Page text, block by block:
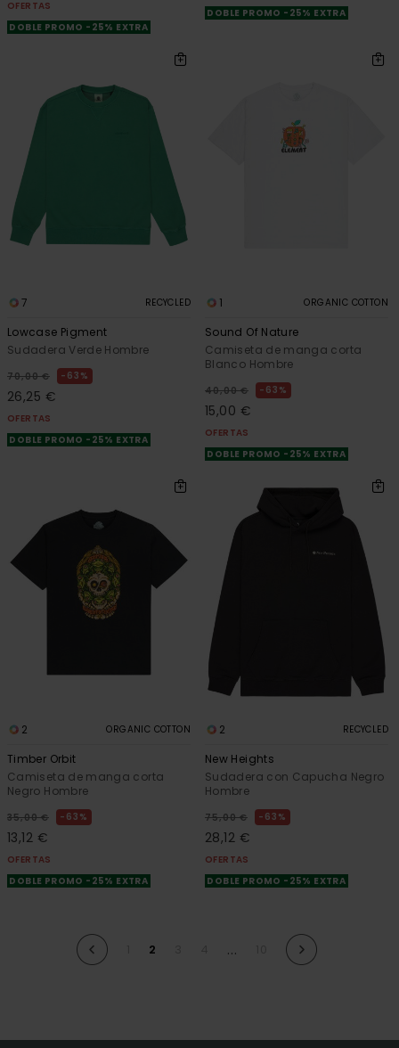
OFERTAS
DOBLE PROMO -25% EXTRA
DOBLE PROMO -25% EXTRA
7 RECYCLED
Lowcase Pigment
Sudadera Verde Hombre
70,00 € 63%
26,25 €
OFERTAS
DOBLE PROMO -25% EXTRA
1 ORGANIC COTTON
Sound Of Nature
Camiseta de manga corta
Blanco Hombre
40,00 € 63%
15,00 €
OFERTAS
DOBLE PROMO -25% EXTRA
2 ORGANIC COTTON
Timber Orbit
Camiseta de manga corta
Negro Hombre
35,00 € 63%
13,12 €
OFERTAS
DOBLE PROMO -25% EXTRA
2 RECYCLED
New Heights
Sudadera con Capucha Negro
Hombre
75,00 € 63%
28,12 €
OFERTAS
DOBLE PROMO -25% EXTRA
2 ...